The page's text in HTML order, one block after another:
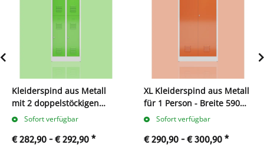
Kleiderspind aus Metall
mit 2 doppelstöckigen
Abteilen
Sofort verfügbar
€ 282,90 -€ 292,90 *
XL Kleiderspind aus Metall
für 1 Person - Breite 590
mmSofort verfügbar
€ 290,90 -€ 300,90 *